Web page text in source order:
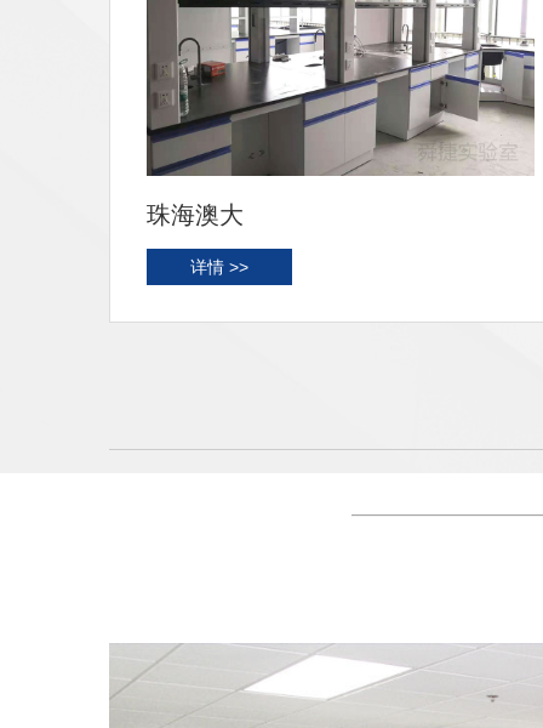
高州农检
详情 >>